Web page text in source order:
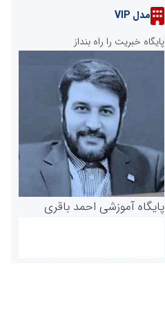
مدل VIP
پایگاه خبریت را راه بنداز
پایگاه آموزشی احمد باقری